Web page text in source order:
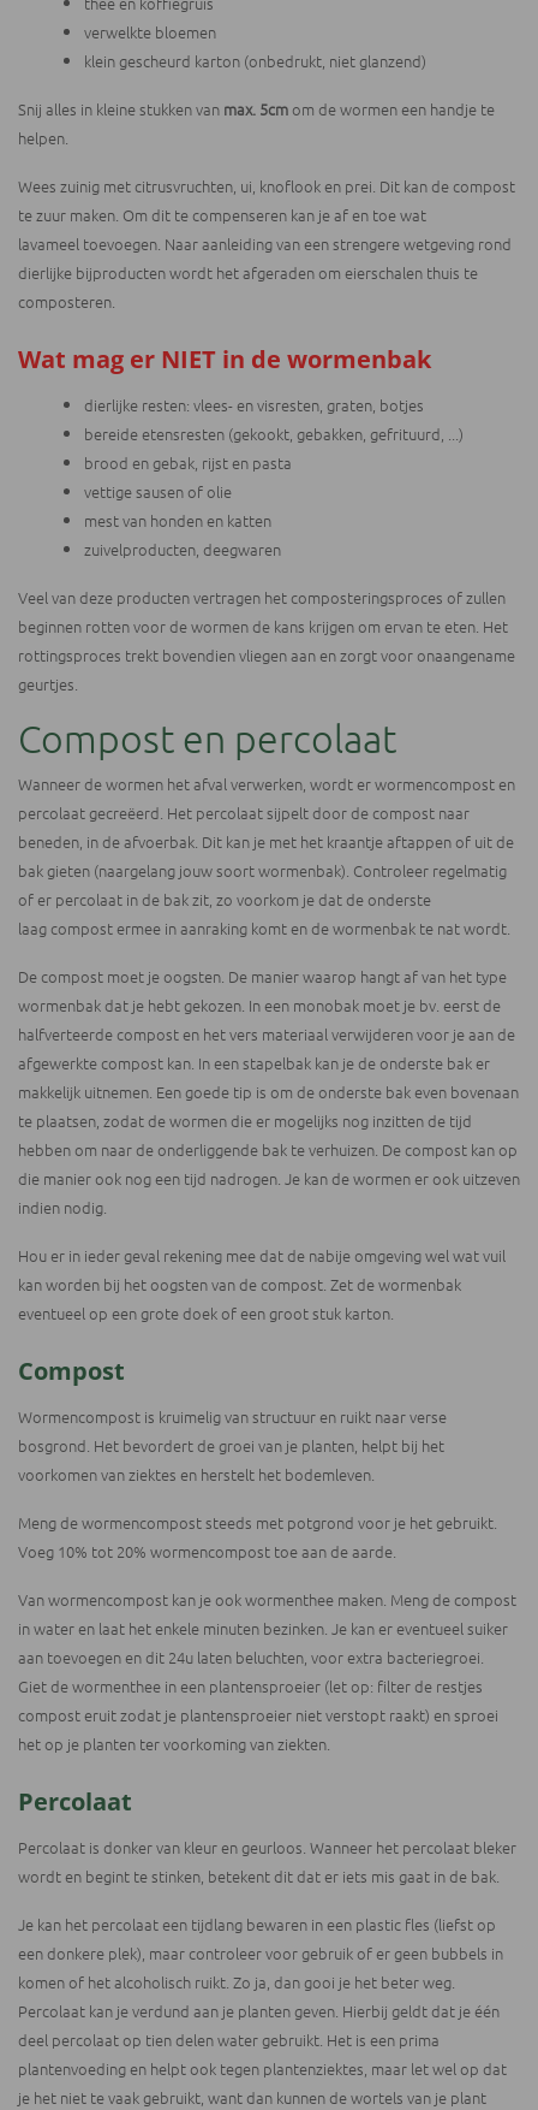
verwelkte bloemen
klein gescheurd karton (onbedrukt, niet glanzend)
Snij alles in kleine stukken van max. 5cm om de wormen een handje te
helpen.
Wees zuinig met citrusvruchten, ui, knoflook en prei. Dit kan de compost
te zuur maken. Om dit te compenseren kan je af en toe wat
lavameel toevoegen. Naar aanleiding van een strengere wetgeving rond
dierlijke bijproducten wordt het afgeraden om eierschalen thuis te
composteren.
Wat mag er NIET in de wormenbak
dierlijke resten: vlees- en visresten, graten, botjes
bereide etensresten (gekookt, gebakken, gefrituurd, ...)
brood en gebak, rijst en pasta
vettige sausen of olie
mest van honden en katten
zuivelproducten, deegwaren
Veel van deze producten vertragen het composteringsproces of zullen
beginnen rotten voor de wormen de kans krijgen om ervan te eten. Het
rottingsproces trekt bovendien vliegen aan en zorgt voor onaangename
geurtjes.
Compost en percolaat
Wanneer de wormen het afval verwerken, wordt er wormencompost en
percolaat gecreëerd. Het percolaat sijpelt door de compost naar
beneden, in de afvoerbak. Dit kan je met het kraantje aftappen of uit de
bak gieten (naargelang jouw soort wormenbak). Controleer regelmatig
of er percolaat in de bak zit, zo voorkom je dat de onderste
laag compost ermee in aanraking komt en de wormenbak te nat wordt.
De compost moet je oogsten. De manier waarop hangt af van het type
wormenbak dat je hebt gekozen. In een monobak moet je bv. eerst de
halfverteerde compost en het vers materiaal verwijderen voor je aan de
afgewerkte compost kan. In een stapelbak kan je de onderste bak er
makkelijk uitnemen. Een goede tip is om de onderste bak even bovenaan
te plaatsen, zodat de wormen die er mogelijks nog inzitten de tijd
hebben om naar de onderliggende bak te verhuizen. De compost kan op
die manier ook nog een tijd nadrogen. Je kan de wormen er ook uitzeven
indien nodig.
Hou er in ieder geval rekening mee dat de nabije omgeving wel wat vuil
kan worden bij het oogsten van de compost. Zet de wormenbak
eventueel op een grote doek of een groot stuk karton.
Compost
Wormencompost is kruimelig van structuur en ruikt naar verse
bosgrond. Het bevordert de groei van je planten, helpt bij het
voorkomen van ziektes en herstelt het bodemleven.
Meng de wormencompost steeds met potgrond voor je het gebruikt.
Voeg 10% tot 20% wormencompost toe aan de aarde.
Van wormencompost kan je ook wormenthee maken. Meng de compost
in water en laat het enkele minuten bezinken. Je kan er eventueel suiker
aan toevoegen en dit 24u laten beluchten, voor extra bacteriegroei.
Giet de wormenthee in een plantensproeier (let op: filter de restjes
compost eruit zodat je plantensproeier niet verstopt raakt) en sproei
het op je planten ter voorkoming van ziekten.
Percolaat
Percolaat is donker van kleur en geurloos. Wanneer het percolaat bleker
wordt en begint te stinken, betekent dit dat er iets mis gaat in de bak.
Je kan het percolaat een tijdlang bewaren in een plastic fles (liefst op
een donkere plek), maar controleer voor gebruik of er geen bubbels in
komen of het alcoholisch ruikt. Zo ja, dan gooi je het beter weg.
Percolaat kan je verdund aan je planten geven. Hierbij geldt dat je één
deel percolaat op tien delen water gebruikt. Het is een prima
plantenvoeding en helpt ook tegen plantenziektes, maar let wel op dat
je het niet te vaak gebruikt, want dan kunnen de wortels van je plant